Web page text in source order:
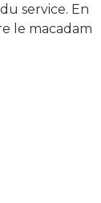
service. En
le macadam